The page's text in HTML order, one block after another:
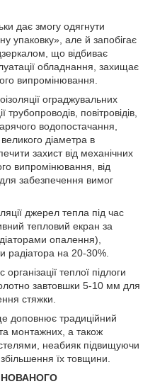
дає змогу одягнути
упаковку», але й запобігає
що відбиває
обладнання, захищає
випромінювання.
ограджувальних
трубопроводів, повітровідів,
водопостачання,
діаметра в
захист від механічних
випромінювання, від
забезпечення вимог
джерел тепла під час
тепловий екран за
опалення),
радіатора на 20-30%.
теплої підлоги
завтовшки 5-10 мм для
стяжки.
доповнює традиційний
монтажних, а також
неабияк підвищуючи
їх товщини.